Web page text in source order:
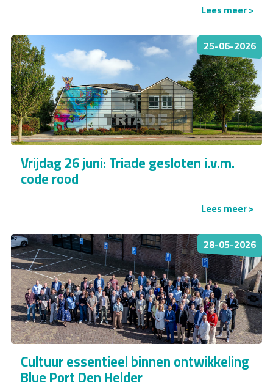
Lees meer >
25-06-2026
Vrijdag 26 juni: Triade gesloten i.v.m.
code rood
Lees meer >
28-05-2026
Cultuur essentieel binnen ontwikkeling
Blue Port Den Helder